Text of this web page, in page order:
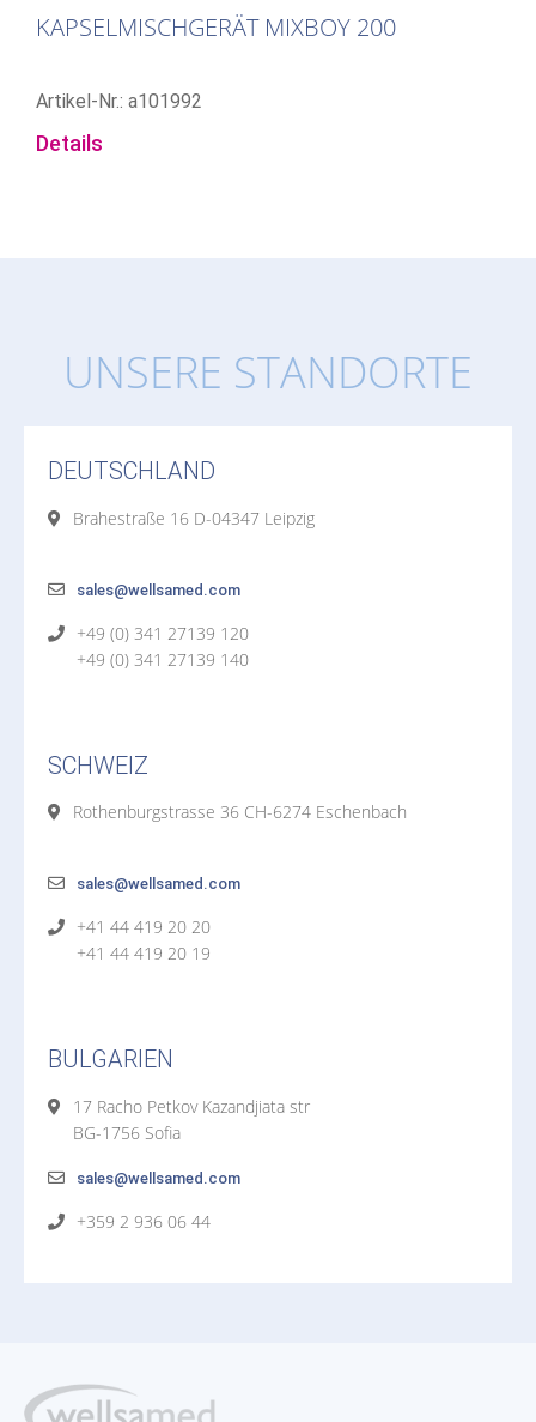
KAPSELMISCHGERÄT MIXBOY 200
Artikel-Nr.: a101992
Details
UNSERE STANDORTE
DEUTSCHLAND
Brahestraße 16 D-04347 Leipzig
sales@wellsamed.com
+49 (0) 341 27139 120
+49 (0) 341 27139 140
SCHWEIZ
Rothenburgstrasse 36 CH-6274 Eschenbach
sales@wellsamed.com
+41 44 419 20 20
+41 44 419 20 19
BULGARIEN
17 Racho Petkov Kazandjiata str
BG-1756 Sofia
sales@wellsamed.com
+359 2 936 06 44